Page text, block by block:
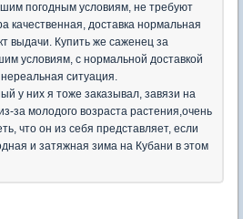
погодным условиям, не требуют
качественная, доставка нормальная
выдачи. Купить же саженец за
условиям, с нормальной доставкой
ситуация.
у них я тоже заказывал, завязи на
за молодого возраста растения,очень
что он из себя представляет, если
и затяжная зима на Кубани в этом